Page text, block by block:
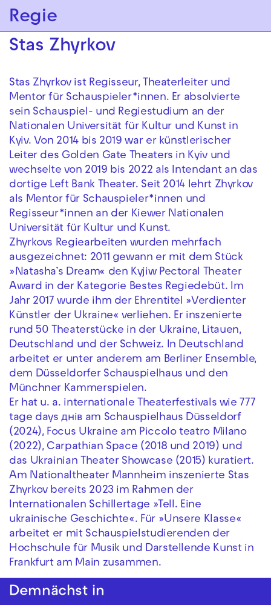
Zur Hauptnavigation springen
Zum Hauptinhalt springen
Regie
Stas Zhyrkov
Stas Zhyrkov ist Regisseur, Theaterleiter und
Mentor für Schauspieler*innen. Er absolvierte
sein Schauspiel- und Regiestudium an der
Nationalen Universität für Kultur und Kunst in
Kyiv. Von 2014 bis 2019 war er künstlerischer
Leiter des Golden Gate Theaters in Kyiv und
wechselte von 2019 bis 2022 als Intendant an das
dortige Left Bank Theater. Seit 2014 lehrt Zhyrkov
als Mentor für Schauspieler*innen und
Regisseur*innen an der Kiewer Nationalen
Universität für Kultur und Kunst.
Zhyrkovs Regiearbeiten wurden mehrfach
ausgezeichnet: 2011 gewann er mit dem Stück
»Natasha’s Dream« den Kyjiw Pectoral Theater
Award in der Kategorie Bestes Regiedebüt. Im
Jahr 2017 wurde ihm der Ehrentitel »Verdienter
Künstler der Ukraine« verliehen. Er inszenierte
rund 50 Theaterstücke in der Ukraine, Litauen,
Deutschland und der Schweiz. In Deutschland
arbeitet er unter anderem am Berliner Ensemble,
dem Düsseldorfer Schauspielhaus und den
Münchner Kammerspielen.
Er hat u. a. internationale Theaterfestivals wie 777
tage days днів am Schauspielhaus Düsseldorf
(2024), Focus Ukraine am Piccolo teatro Milano
(2022), Carpathian Space (2018 und 2019) und
das Ukrainian Theater Showcase (2015) kuratiert.
Am Nationaltheater Mannheim inszenierte Stas
Zhyrkov bereits 2023 im Rahmen der
Internationalen Schillertage »Tell. Eine
ukrainische Geschichte«. Für »Unsere Klasse«
arbeitet er mit Schauspielstudierenden der
Hochschule für Musik und Darstellende Kunst in
Frankfurt am Main zusammen.
Demnächst in